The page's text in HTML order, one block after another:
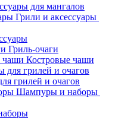
для мангалов
Грили и аксессуары
Гриль-очаги
Костровые чаши
грилей и очагов
Шампуры и наборы